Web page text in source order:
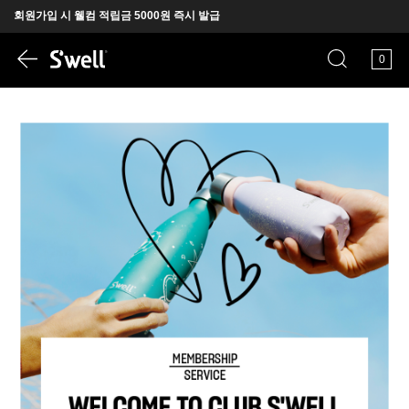
회원가입 시 웰컴 적립금 5000원 즉시 발급
뉴욕에서 온 프리미엄 텀블러 S'well
0